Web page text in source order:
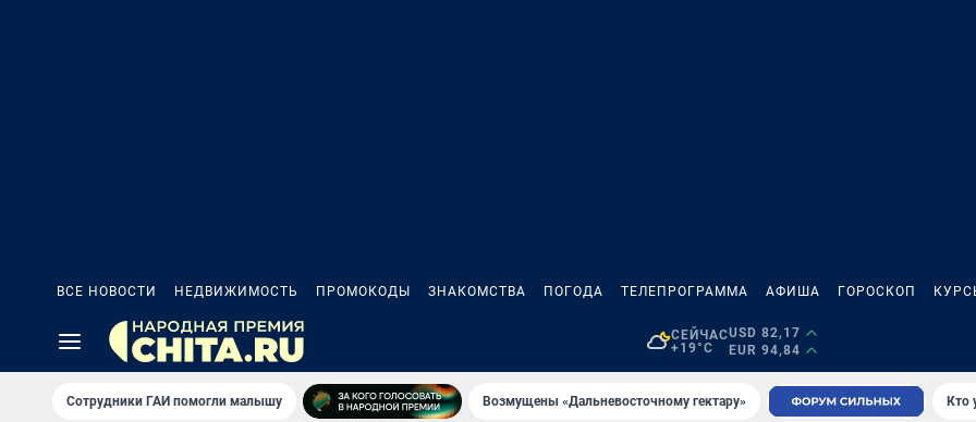
ВСЕ НОВОСТИ НЕДВИЖИМОСТЬ ПРОМОКОДЫ ЗНАКОМСТВА ПОГОДА ТЕЛЕПРОГРАММА АФИША ГОРОСКОП
СЕЙЧАС
+19°C
USD 82,17
EUR 94,84
Сотрудники ГАИ помогли малышу Возмущены «Дальневосточному гектару» Кто